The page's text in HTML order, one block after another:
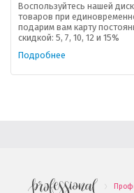
Воспользуйтесь нашей
товаров при
подарим вам карту
скидкой: 5, 7, 10, 12 и 15%
Подробнее
.
В помощь покупателю
Форма обратной связи